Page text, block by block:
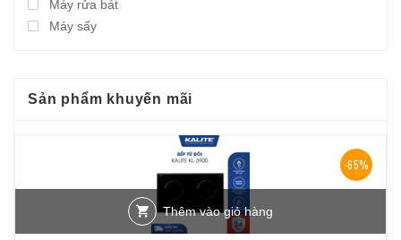
Máy rửa bát
Máy sấy
Sản phẩm khuyến mãi
-65%
Thêm vào giỏ hàng